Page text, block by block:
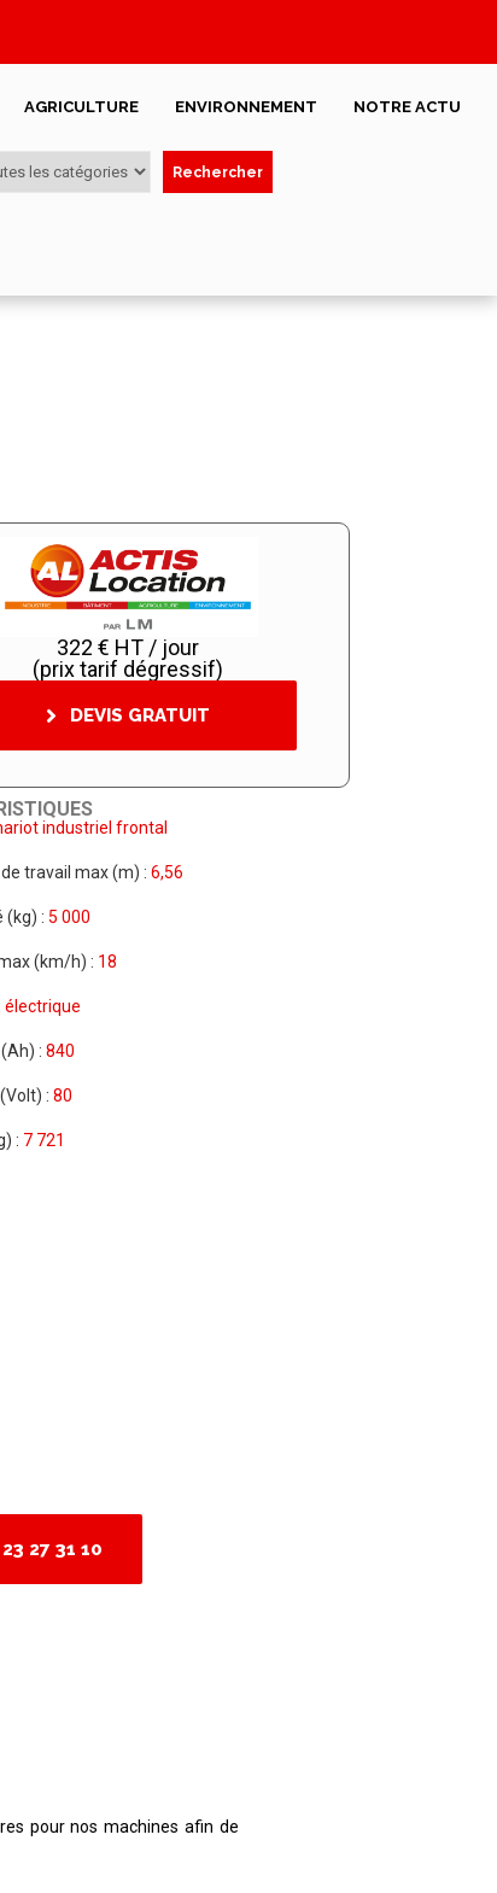
AGRICULTURE ENVIRONNEMENT NOTRE ACTU
Rechercher
322 € HT / jour
(prix tarif dégressif)
DEVIS GRATUIT
industriel frontal
travail max (m) : 6,56
(kg) : 5 000
(km/h) : 18
électrique
: 840
: 80
: 7 721
27 31 10
pour nos machines afin de